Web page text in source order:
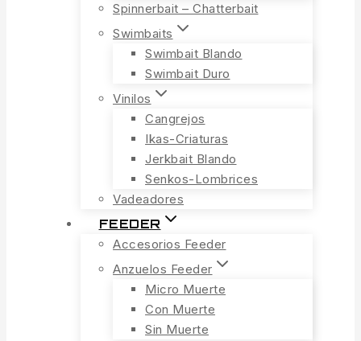
Spinnerbait – Chatterbait
Swimbaits
Swimbait Blando
Swimbait Duro
Vinilos
Cangrejos
Ikas-Criaturas
Jerkbait Blando
Senkos-Lombrices
Vadeadores
FEEDER
Accesorios Feeder
Anzuelos Feeder
Micro Muerte
Con Muerte
Sin Muerte